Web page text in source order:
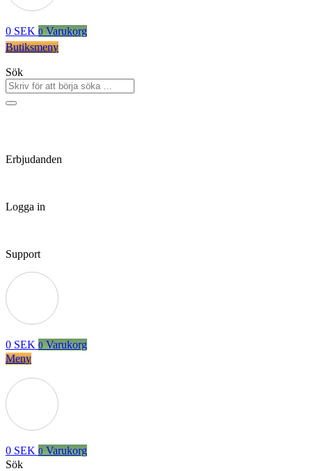
0 SEK 0 Varukorg
Butiksmeny
Sök
Erbjudanden
Logga in
Support
0 SEK 0 Varukorg
Meny
0 SEK 0 Varukorg
Sök